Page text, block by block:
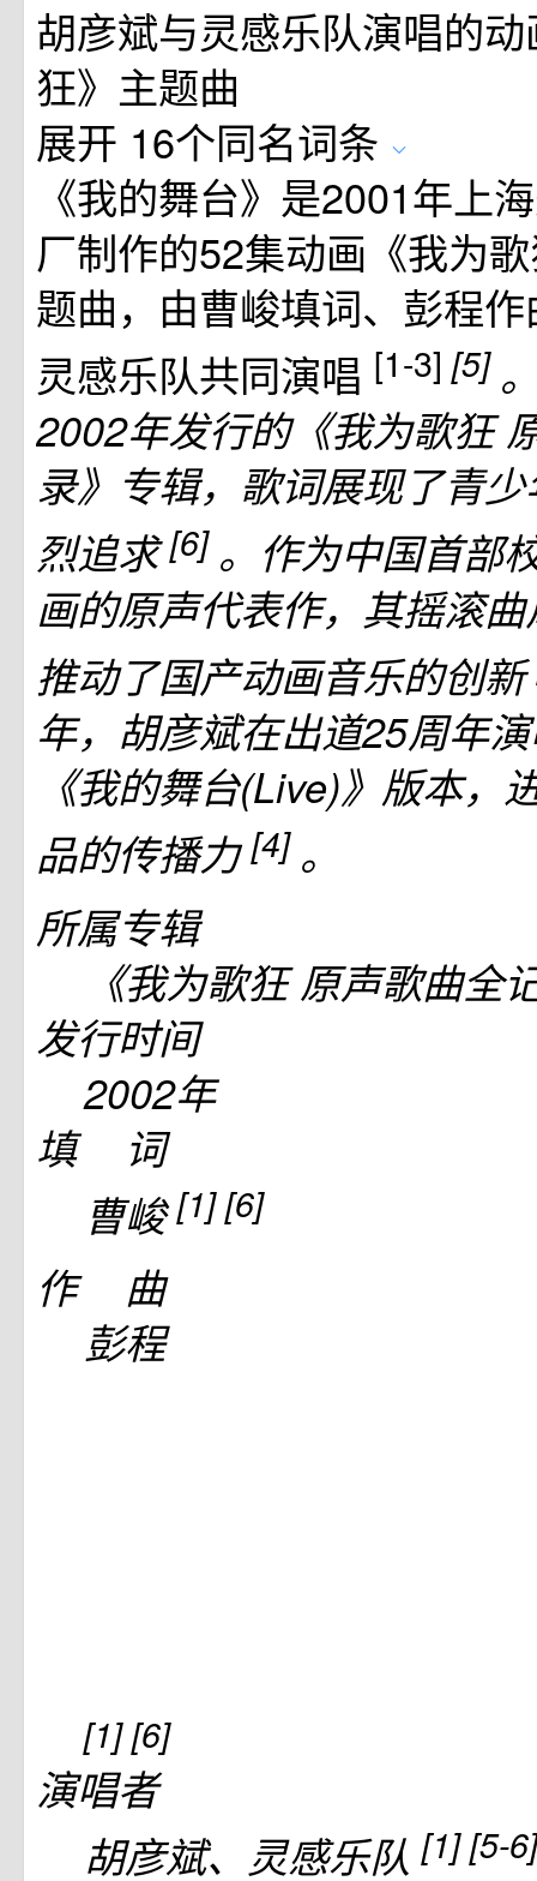
胡彦斌与灵感乐队演唱的
狂》主题曲
展开 16个同名词条
《我的舞台》是2001年上
厂制作的52集动画《我为
题曲，由曹峻填词、彭程
灵感乐队共同演唱 [1-3] [5]
2002年发行的《我为歌狂
录》专辑，歌词展现了青
烈追求[6] 。作为中国首部
画的原声代表作，其摇滚
推动了国产动画音乐的创新
年，胡彦斌在出道25周年
《我的舞台(Live)》版本，
品的传播力[4] 。
所属专辑
《我为歌狂 原声歌曲全
发行时间
2002年
填 词
曹峻[1][6]
作 曲
彭程
[1][6]
演唱者
胡彦斌、灵感乐队[1][5-6]